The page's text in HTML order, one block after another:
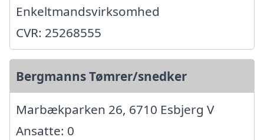
Enkeltmandsvirksomhed
CVR: 25268555
Bergmanns Tømrer/snedker
Marbækparken 26, 6710 Esbjerg V
Ansatte: 0